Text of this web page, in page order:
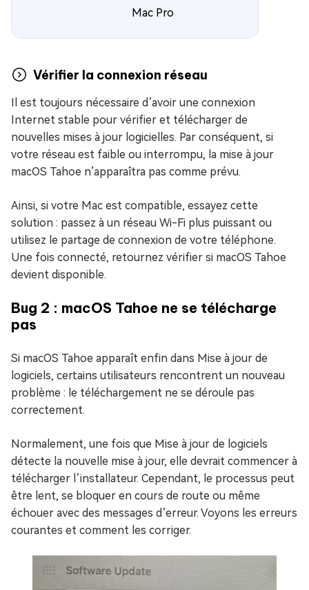
Mac Pro
Vérifier la connexion réseau
Il est toujours nécessaire d’avoir une connexion
Internet stable pour vérifier et télécharger de
nouvelles mises à jour logicielles. Par conséquent, si
votre réseau est faible ou interrompu, la mise à jour
macOS Tahoe n’apparaîtra pas comme prévu.
Ainsi, si votre Mac est compatible, essayez cette
solution : passez à un réseau Wi-Fi plus puissant ou
utilisez le partage de connexion de votre téléphone.
Une fois connecté, retournez vérifier si macOS Tahoe
devient disponible.
Bug 2 : macOS Tahoe ne se télécharge
pas
Si macOS Tahoe apparaît enfin dans Mise à jour de
logiciels, certains utilisateurs rencontrent un nouveau
problème : le téléchargement ne se déroule pas
correctement.
Normalement, une fois que Mise à jour de logiciels
détecte la nouvelle mise à jour, elle devrait commencer à
télécharger l’installateur. Cependant, le processus peut
être lent, se bloquer en cours de route ou même
échouer avec des messages d’erreur. Voyons les erreurs
courantes et comment les corriger.